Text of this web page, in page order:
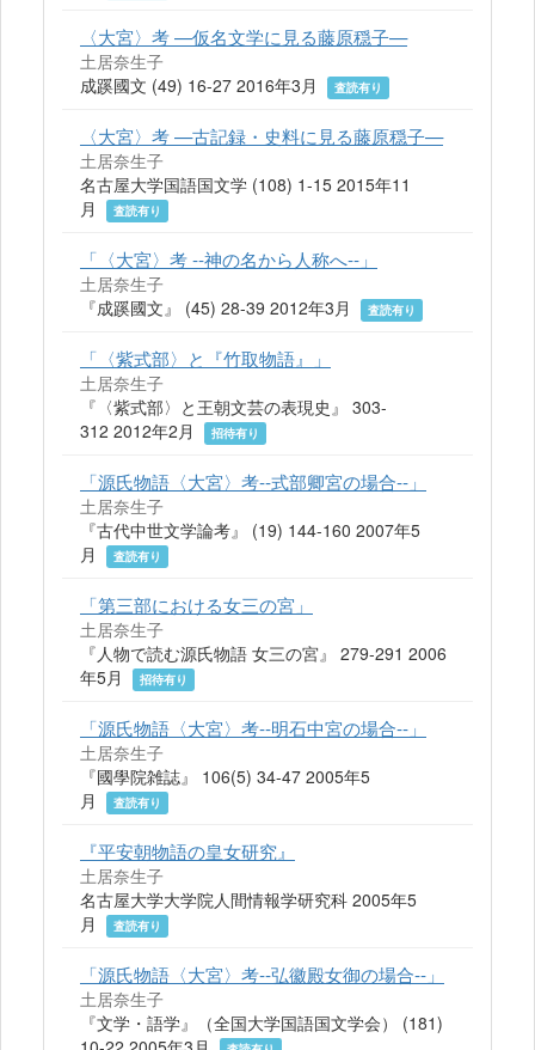
〈大宮〉考 —仮名文学に見る藤原穏子—
土居奈生子
成蹊國文 (49) 16-27 2016年3月
査読有り
〈大宮〉考 —古記録・史料に見る藤原穏子—
土居奈生子
名古屋大学国語国文学 (108) 1-15 2015年11
月
査読有り
「〈大宮〉考 --神の名から人称へ--」
土居奈生子
『成蹊國文』 (45) 28-39 2012年3月
査読有り
「〈紫式部〉と『竹取物語』」
土居奈生子
『〈紫式部〉と王朝文芸の表現史』 303-
312 2012年2月
招待有り
「源氏物語〈大宮〉考--式部卿宮の場合--」
土居奈生子
『古代中世文学論考』 (19) 144-160 2007年5
月
査読有り
「第三部における女三の宮」
土居奈生子
『人物で読む源氏物語 女三の宮』 279-291 2006
年5月
招待有り
「源氏物語〈大宮〉考--明石中宮の場合--」
土居奈生子
『國學院雑誌』 106(5) 34-47 2005年5
月
査読有り
『平安朝物語の皇女研究』
土居奈生子
名古屋大学大学院人間情報学研究科 2005年5
月
査読有り
「源氏物語〈大宮〉考--弘徽殿女御の場合--」
土居奈生子
『文学・語学』（全国大学国語国文学会） (181)